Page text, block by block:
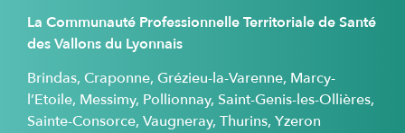
La Communauté Professionnelle Territoriale de Santé
des Vallons du Lyonnais
Brindas, Craponne, Grézieu-la-Varenne, Marcy-
l’Etoile, Messimy, Pollionnay, Saint-Genis-les-Ollières,
Sainte-Consorce, Vaugneray, Thurins, Yzeron